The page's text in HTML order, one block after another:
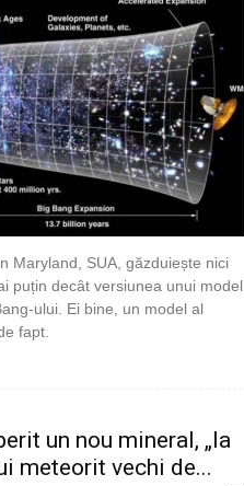
Maryland, SUA, găzduiește nici
puțin decât versiunea unui model
ului. Ei bine, un model al
fapt.
un nou mineral, „la
meteorit vechi de...